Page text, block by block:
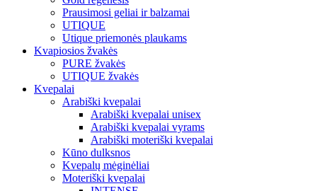
Prausimosi geliai ir balzamai
UTIQUE
Utique priemonės plaukams
Kvapiosios žvakės
PURE žvakės
UTIQUE žvakės
Kvepalai
Arabiški kvepalai
Arabiški kvepalai unisex
Arabiški kvepalai vyrams
Arabiški moteriški kvepalai
Kūno dulksnos
Kvepalų mėginėliai
Moteriški kvepalai